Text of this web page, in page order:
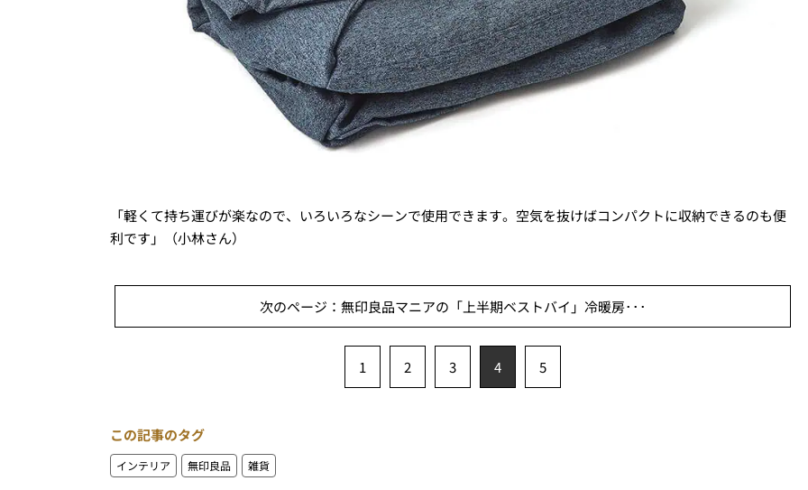
「軽くて持ち運びが楽なので、いろいろなシーンで使用できます。空気を抜けばコンパクトに収納できるのも便
利です」（小林さん）
次のページ：無印良品マニアの「上半期ベストバイ」冷暖房･･･
1 2 3 4 5
この記事のタグ
インテリア 無印良品 雑貨